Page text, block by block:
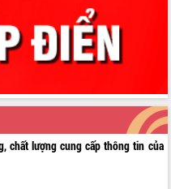
chất lượng cung cấp thông tin của